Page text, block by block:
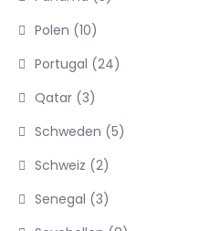
Polen (10)
Portugal (24)
Qatar (3)
Schweden (5)
Schweiz (2)
Senegal (3)